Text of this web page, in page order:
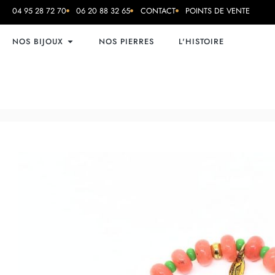
04 95 28 72 70 06 20 88 32 65 CONTACT POINTS DE VENTE
NOS BIJOUX NOS PIERRES L'HISTOIRE